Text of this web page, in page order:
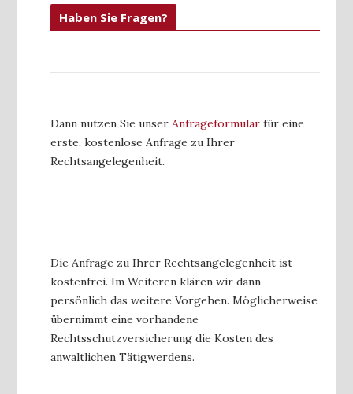
Haben Sie Fragen?
Dann nutzen Sie unser Anfrageformular für eine
erste, kostenlose Anfrage zu Ihrer
Rechtsangelegenheit.
Die Anfrage zu Ihrer Rechtsangelegenheit ist
kostenfrei. Im Weiteren klären wir dann
persönlich das weitere Vorgehen. Möglicherweise
übernimmt eine vorhandene
Rechtsschutzversicherung die Kosten des
anwaltlichen Tätigwerdens.